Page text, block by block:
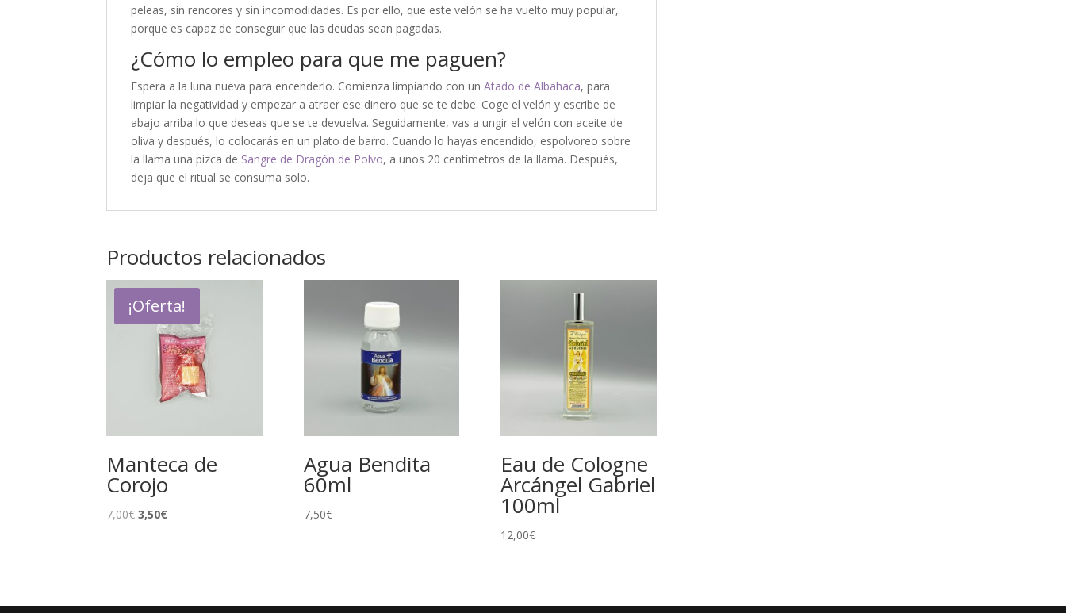
peleas, sin rencores y sin incomodidades. Es por ello, que este velón se ha vuelto muy popular,
porque es capaz de conseguir que las deudas sean pagadas.
¿Cómo lo empleo para que me paguen?
Espera a la luna nueva para encenderlo. Comienza limpiando con unAtado de Albahaca, para
limpiar la negatividad y empezar a atraer ese dinero que se te debe. Coge el velón y escribe de
abajo arriba lo que deseas que se te devuelva. Seguidamente, vas a ungir el velón con aceite de
oliva y después, lo colocarás en un plato de barro. Cuando lo hayas encendido, espolvoreo sobre
la llama una pizca de Sangre de Dragón de Polvo, a unos 20 centímetros de la llama. Después,
deja que el ritual se consuma solo.
Productos relacionados
¡Oferta!
Manteca de
Corojo
7,00€El
3,50€El
Agua Bendita
60ml
7,50€
Eau de Cologne
Arcángel Gabriel
100ml
12,00€